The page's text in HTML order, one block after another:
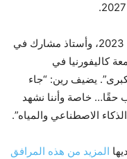
يقول شاولي رين، أحد مؤلفي دراسة عام 2023، وأستاذ مشارك في
كاليفورنيا في
يضيف رين: “جاء
خاصة وأننا نشهد
الاصطناعي والمياه”.
المزيد من هذه المرافق